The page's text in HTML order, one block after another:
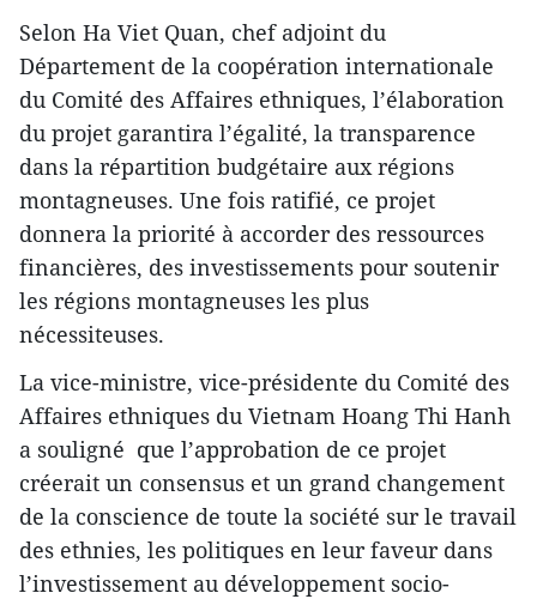
Selon Ha Viet Quan, chef adjoint du
Département de la coopération internationale
du Comité des Affaires ethniques, l’élaboration
du projet garantira l’égalité, la transparence
dans la répartition budgétaire aux régions
montagneuses. Une fois ratifié, ce projet
donnera la priorité à accorder des ressources
financières, des investissements pour soutenir
les régions montagneuses les plus
nécessiteuses.
La vice-ministre, vice-présidente du Comité des
Affaires ethniques du Vietnam Hoang Thi Hanh
a souligné que l’approbation de ce projet
créerait un consensus et un grand changement
de la conscience de toute la société sur le travail
des ethnies, les politiques en leur faveur dans
l’investissement au développement socio-